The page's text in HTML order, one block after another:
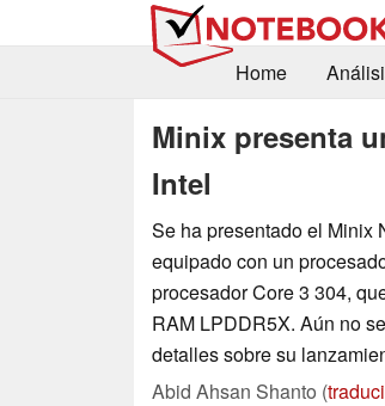
Home
Minix presenta
Intel
Se ha presentado el Minix
equipado con un
procesador Core 3 304,
RAM LPDDR5X. Aún no
detalles sobre su
Abid Ahsan Shanto (